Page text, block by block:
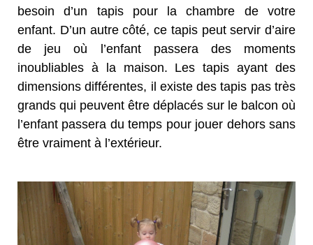
besoin d’un tapis pour la chambre de votre
enfant. D’un autre côté, ce tapis peut servir d’aire
de jeu où l’enfant passera des moments
inoubliables à la maison. Les tapis ayant des
dimensions différentes, il existe des tapis pas très
grands qui peuvent être déplacés sur le balcon où
l’enfant passera du temps pour jouer dehors sans
être vraiment à l’extérieur.